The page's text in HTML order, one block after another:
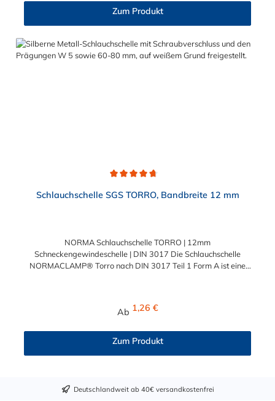
Bandbreite 12 mm, W3 ist für Spannbereiche von 30 mm bis
Zum Produkt
Schlauchschelle SGS TORRO, Bandbreite 12 mm
NORMA Schlauchschelle TORRO | 12mm
Schneckengewindeschelle | DIN 3017 Die Schlauchschelle
NORMACLAMP® Torro nach DIN 3017 Teil 1 Form A ist eine
abgerundeten Bandkanten besonders schlauchschonend und
und Einsatzgebiete. Die Schlauchschelle nach DIN 3017 Teil 1
Form A ist in Abstufungen bis zu einem Spannbereich von 410
mm wählbar.
Regulärer Preis:
Ab 1,26 €
Zum Produkt
Deutschlandweit ab 40€ versandkostenfrei